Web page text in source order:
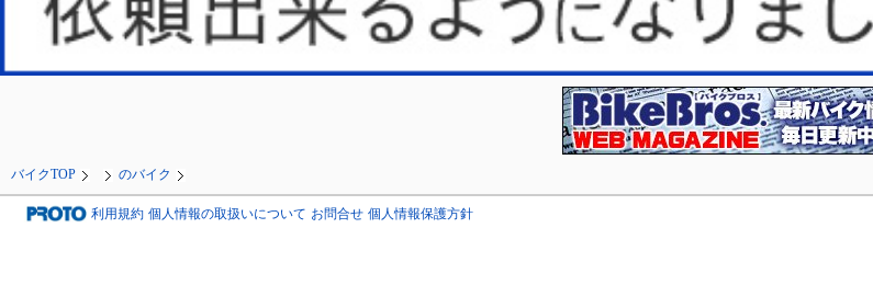
バイクTOP のバイク
利用規約 個人情報の取扱いについて お問合せ 個人情報保護方針